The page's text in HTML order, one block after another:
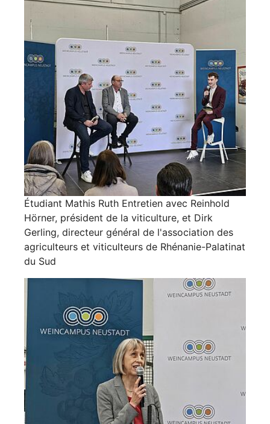
Étudiant Mathis Ruth Entretien avec Reinhold
Hörner, président de la viticulture, et Dirk
Gerling, directeur général de l'association des
agriculteurs et viticulteurs de Rhénanie-Palatinat
du Sud